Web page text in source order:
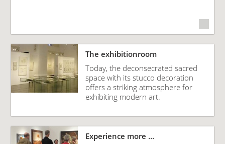
The exhibitionroom
Today, the deconsecrated sacred
space with its stucco decoration
offers a striking atmosphere for
exhibiting modern art.
Experience more ...